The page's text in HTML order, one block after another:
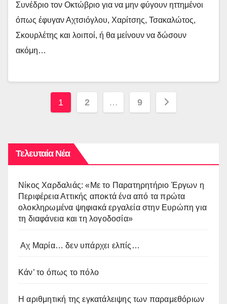
Συνέδριο τον Οκτώβριο για να μην φύγουν ηττημένοι
όπως έφυγαν Αχτσιόγλου, Χαρίτσης, Τσακαλώτος,
Σκουρλέτης και λοιποί, ή θα μείνουν να δώσουν
ακόμη…
Σελιδοποίηση
1 2 … 9
Τελευταία Νέα
Νίκος Χαρδαλιάς: «Με το Παρατηρητήριο Έργων η
Περιφέρεια Αττικής αποκτά ένα από τα πρώτα
ολοκληρωμένα ψηφιακά εργαλεία στην Ευρώπη για
τη διαφάνεια και τη λογοδοσία»
Αχ Μαρία… δεν υπάρχει ελπίς…
Κάν’ το όπως το πόλο
Η αριθμητική της εγκατάλειψης των παραμεθόριων